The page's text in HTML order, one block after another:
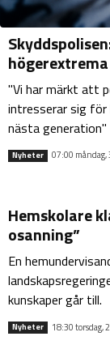
högerextrema
"Vi har märkt att
intresserar sig
nästa generation"
Nyheter 07:00 måndag,
Hemskolare
osanning”
En
kunskaper går till.
Nyheter 18:30 torsdag,